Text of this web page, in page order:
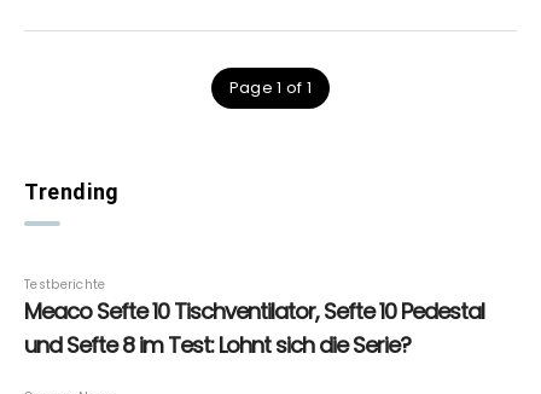
Page 1 of 1
Trending